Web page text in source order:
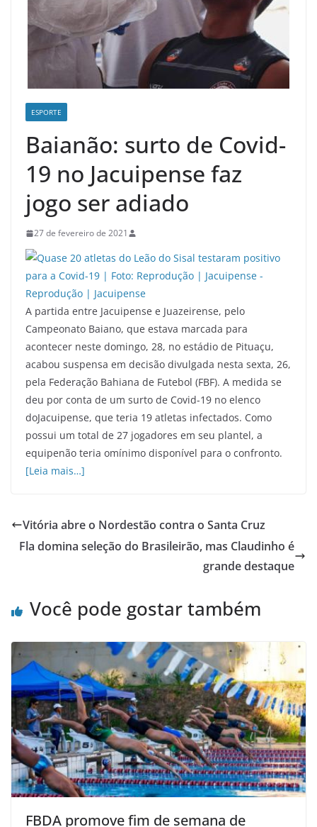
ESPORTE
Baianão: surto de Covid-
19 no Jacuipense faz
jogo ser adiado
27 de fevereiro de 2021
A partida entre Jacuipense e Juazeirense, pelo
Campeonato Baiano, que estava marcada para
acontecer neste domingo, 28, no estádio de Pituaçu,
acabou suspensa em decisão divulgada nesta sexta, 26,
pela Federação Bahiana de Futebol (FBF). A medida se
deu por conta de um surto de Covid-19 no elenco
doJacuipense, que teria 19 atletas infectados. Como
possui um total de 27 jogadores em seu plantel, a
equipenão teria omínimo disponível para o confronto.
[Leia mais…]
Vitória abre o Nordestão contra o Santa Cruz
Fla domina seleção do Brasileirão, mas Claudinho é
grande destaque
Você pode gostar também
FBDA promove fim de semana de